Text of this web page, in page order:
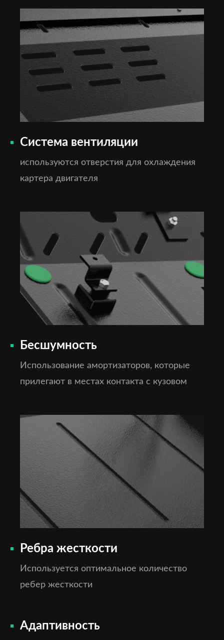
Система вентиляции
используются отверстия для охлаждения
картера двигателя
Бесшумность
Использование амортизаторов, которые
прилегают в местах контакта с кузовом
Ребра жесткости
Используется оптимальное количество
ребер жесткости
Адаптивность